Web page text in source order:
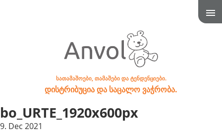
სათამაშოები, თამაშები და ტენდენციები.
დისტრიბუცია და საცალო ვაჭრობა.
bo_URTE_1920x600px
9. Dec 2021